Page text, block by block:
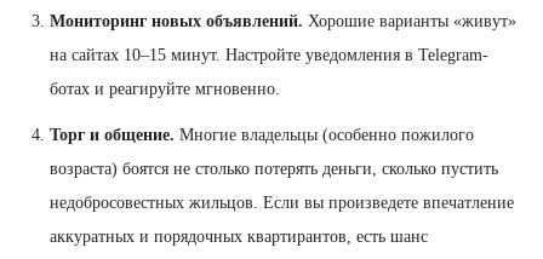
Мониторинг новых объявлений. Хорошие варианты «живут»
на сайтах 10–15 минут. Настройте уведомления в Telegram-
ботах и реагируйте мгновенно.
Торг и общение. Многие владельцы (особенно пожилого
возраста) боятся не столько потерять деньги, сколько пустить
недобросовестных жильцов. Если вы произведете впечатление
аккуратных и порядочных квартирантов, есть шанс